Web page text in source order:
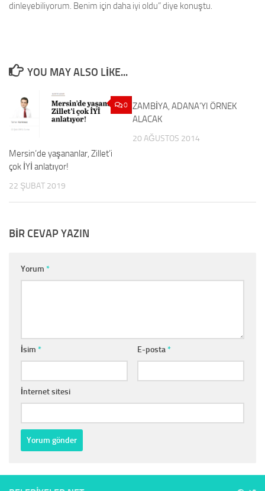
dinleyebiliyorum. Benim için daha iyi oldu” diye konuştu.
YOU MAY ALSO LIKE...
0
Mersin’de yaşananlar, Zillet’i
çok İYİ anlatıyor!
22 ŞUBAT 2019
ZAMBİYA, ADANA’YI ÖRNEK
ALACAK
20 AĞUSTOS 2014
BIR CEVAP YAZIN
Yorum *
İsim * E-posta*
İnternet sitesi